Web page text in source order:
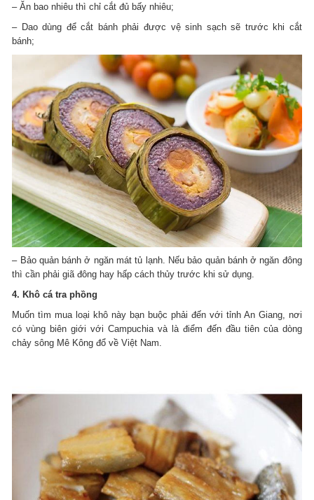
– Ăn bao nhiêu thì chỉ cắt đủ bấy nhiêu;
– Dao dùng để cắt bánh phải được vệ sinh sạch sẽ trước khi cắt
bánh;
– Bảo quản bánh ở ngăn mát tủ lạnh. Nếu bảo quản bánh ở ngăn đông
thì cần phải giã đông hay hấp cách thủy trước khi sử dụng.
4. Khô cá tra phồng
Muốn tìm mua loại khô này bạn buộc phải đến với tỉnh An Giang, nơi
có vùng biên giới với Campuchia và là điểm đến đầu tiên của dòng
chảy sông Mê Kông đổ về Việt Nam.